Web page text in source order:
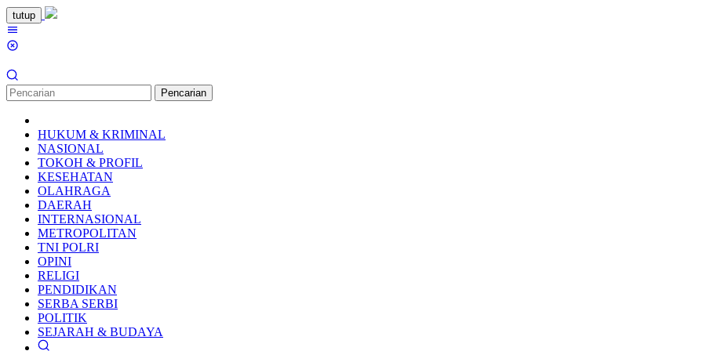
Loncat
ke
konten
tutup
Pencarian
HUKUM & KRIMINAL
NASIONAL
TOKOH & PROFIL
KESEHATAN
OLAHRAGA
DAERAH
INTERNASIONAL
METROPOLITAN
TNI POLRI
OPINI
RELIGI
PENDIDIKAN
SERBA SERBI
POLITIK
SEJARAH & BUDAYA